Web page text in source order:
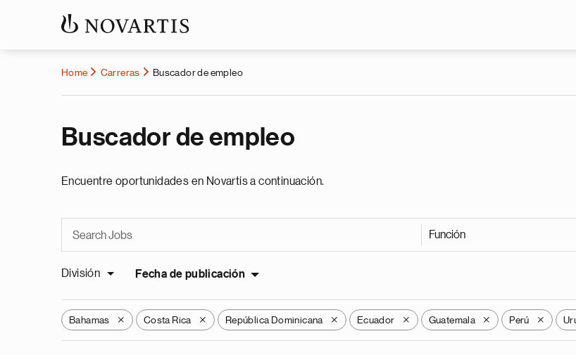
Home Carreras Buscador de empleo
Buscador de empleo
Encuentre oportunidades en Novartis a continuación.
Función
División Fecha de publicación
Bahamas X Costa Rica X República Dominicana X Ecuador X Guatemala X Perú X